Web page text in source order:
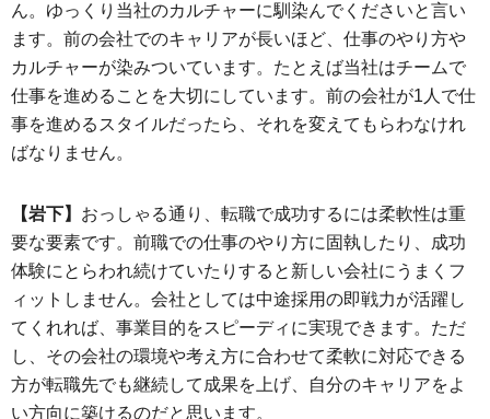
ん。ゆっくり当社のカルチャーに馴染んでくださいと言い
ます。前の会社でのキャリアが長いほど、仕事のやり方や
カルチャーが染みついています。たとえば当社はチームで
仕事を進めることを大切にしています。前の会社が1人で仕
事を進めるスタイルだったら、それを変えてもらわなけれ
ばなりません。
【岩下】 おっしゃる通り、転職で成功するには柔軟性は重
要な要素です。前職での仕事のやり方に固執したり、成功
体験にとらわれ続けていたりすると新しい会社にうまくフ
ィットしません。会社としては中途採用の即戦力が活躍し
てくれれば、事業目的をスピーディに実現できます。ただ
し、その会社の環境や考え方に合わせて柔軟に対応できる
方が転職先でも継続して成果を上げ、自分のキャリアをよ
い方向に築けるのだと思います。